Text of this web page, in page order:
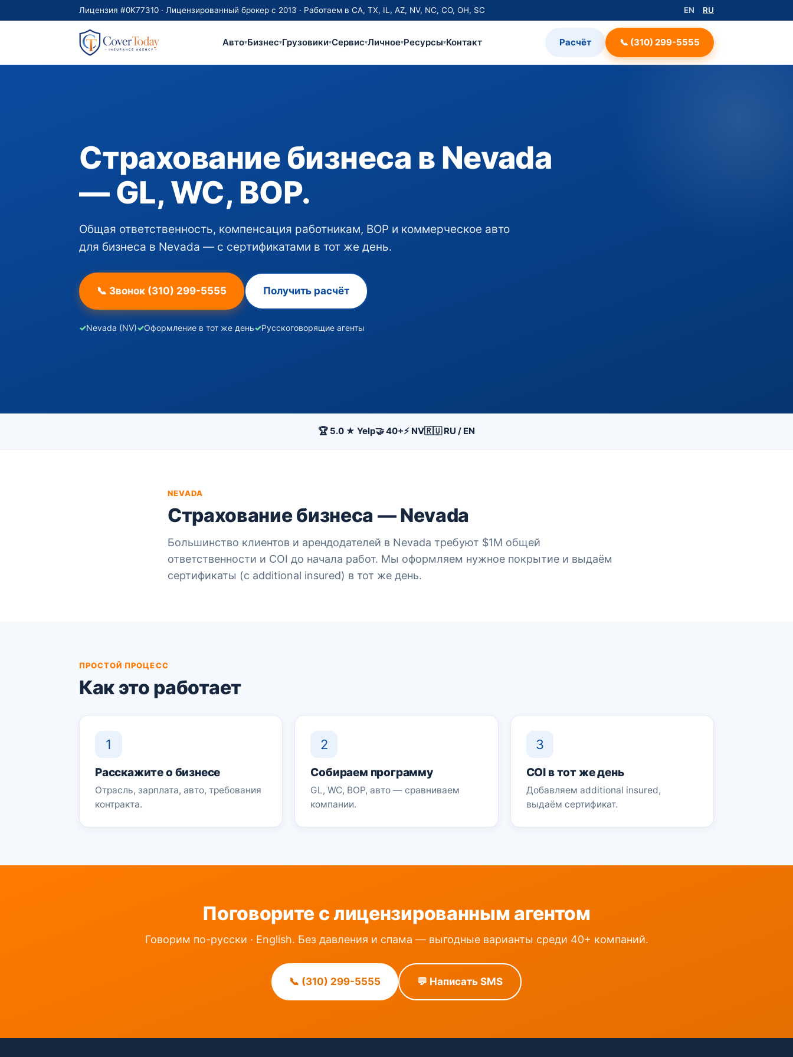
Лицензия #0K77310 · Лицензированный брокер с 2013 · Работаем в CA, TX, IL, AZ, NV, NC, CO, OH, SC EN RU
Авто▾Бизнес▾Грузовики▾Сервис▾Личное▾Ресурсы▾Контакт Расчёт 📞 (310) 299-5555
Страхование бизнеса в Nevada
— GL, WC, BOP.
Общая ответственность, компенсация работникам, BOP и коммерческое авто
для бизнеса в Nevada — с сертификатами в тот же день.
📞 Звонок (310) 299-5555 Получить расчёт
✓Nevada (NV)✓Оформление в тот же день✓Русскоговорящие агенты
🏆 5.0 ★ Yelp🤝 40+⚡ NV🇷🇺 RU / EN
NEVADA
Страхование бизнеса — Nevada
Большинство клиентов и арендодателей в Nevada требуют $1M общей
ответственности и COI до начала работ. Мы оформляем нужное покрытие и выдаём
сертификаты (с additional insured) в тот же день.
ПРОСТОЙ ПРОЦЕСС
Как это работает
1
Расскажите о бизнесе
Отрасль, зарплата, авто, требования
контракта.
2
Собираем программу
GL, WC, BOP, авто — сравниваем
компании.
3
COI в тот же день
Добавляем additional insured,
выдаём сертификат.
Поговорите с лицензированным агентом
Говорим по-русски · English. Без давления и спама — выгодные варианты среди 40+ компаний.
📞 (310) 299-5555 💬 Написать SMS